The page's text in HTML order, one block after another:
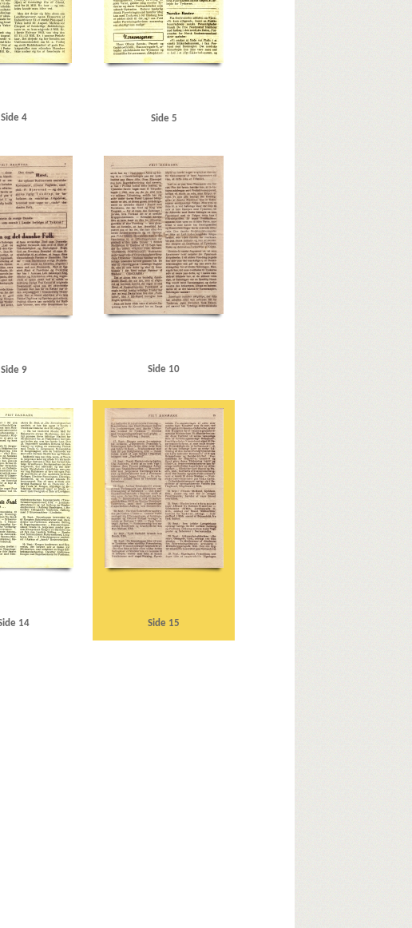
Højesteret
Højesteret, Norge
A.D., historiker
Jørgensen, Troels G., højesteretspræsident
Korst, Knud, generaldirektør Korsør
Krenchel, Ejnar, ors.
Lindholm London Lyngby M
Madsen, Max, Kbh.
firma V Varde Staalværk Vi kom alligevel, pjece
Viborg
Side 4 Side 5
Side 9 Side 10
14 Side 15